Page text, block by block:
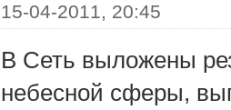
15-04-2011, 20:45
В Сеть выложены
небесной сферы,